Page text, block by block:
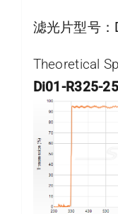
滤光片型号：
Theoretical
Di01-R325-